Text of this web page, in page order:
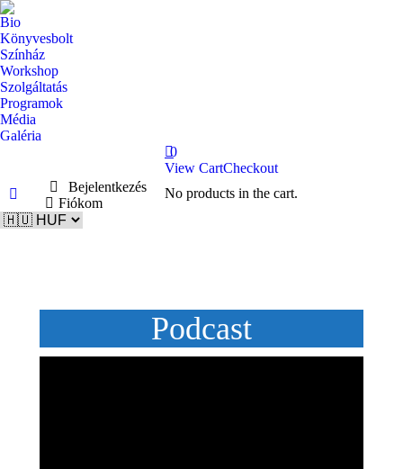
Bio
Könyvesbolt
Színház
Workshop
Szolgáltatás
Programok
Média
Galéria
Facebook
page
Bejelentkezés
Fiókom
0
View CartCheckout
No products in the cart.
Podcast